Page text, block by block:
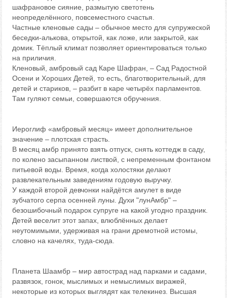
шафрановое сияние, размытую светотень
неопределённого, повсеместного счастья.
Частные кленовые сады – обычное место для супружеской
беседки-алькова, открытой, как ложе, или закрытой, как
домик. Тёплый климат позволяет ориентироваться только
на приличия.
Кленовый, амбровый сад Каре Шафран, – Сад Радостной
Осени и Хороших Детей, то есть, благотворительный, для
детей и стариков, – разбит в каре четырёх парламентов.
Там гуляют семьи, совершаются обручения.
Иероглиф «амбровый месяц» имеет дополнительное
значение – плотская страсть.
В месяц амбр принято взять отпуск, снять коттедж в саду,
по колено засыпанном листвой, с непременным фонтаном
питьевой воды. Время, когда холостяки делают
развлекательным заведениям годовую выручку.
У каждой второй девчонки найдётся амулет в виде
зубчатого серпа осенней луны. Духи "лунАмбр" –
безошибочный подарок супруге на какой угодно праздник.
Детей веселит этот запах, влюблённых делает
неутомимыми, удерживая на грани дремотной истомы,
словно на качелях, туда-сюда.
Планета Шаамбр – мир автострад над парками и садами,
развязок, гонок, мыслимых и немыслимых виражей,
некоторые из которых выглядят как телекинез. Высшая